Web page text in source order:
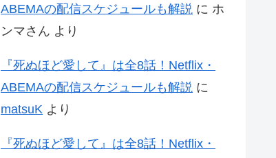
ABEMAの配信スケジュールも解説 に ホ
ンマさん より
『死ぬほど愛して』は全8話！Netflix・
ABEMAの配信スケジュールも解説 に
matsuK より
『死ぬほど愛して』は全8話！Netflix・